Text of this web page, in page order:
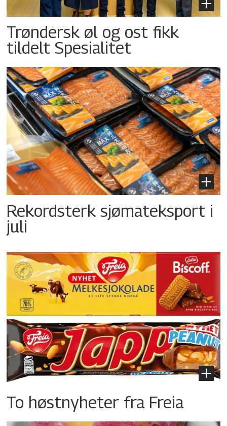
Trøndersk øl og ost fikk
tildelt Spesialitet
Rekordsterk sjømateksport i
juli
To høstnyheter fra Freia